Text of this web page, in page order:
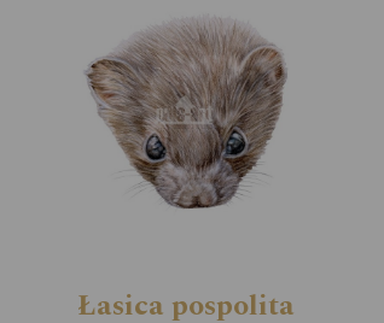
Łasica pospolita